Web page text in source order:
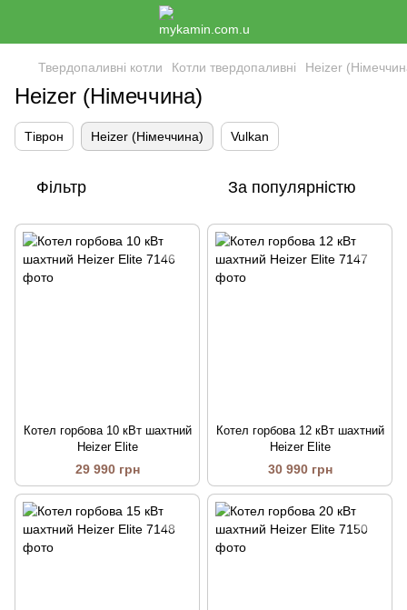
Твердопаливні котли Котли твердопаливні Heizer
Heizer (Німеччина)
Тіврон Heizer (Німеччина) Vulkan
Фільтр За популярністю
Котел горбова 10 кВт шахтний
Heizer Elite
29 990 грн
Котел горбова 12 кВт шахтний
Heizer Elite
30 990 грн